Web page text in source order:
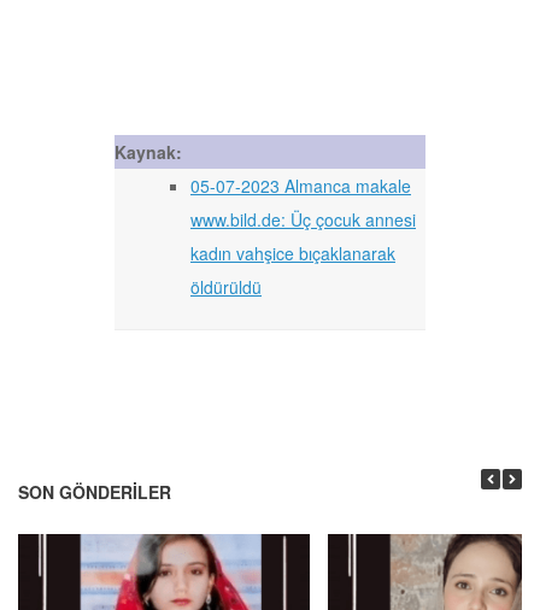
Kaynak:
05-07-2023 Almanca makale
www.bild.de: Üç çocuk annesi
kadın vahşice bıçaklanarak
öldürüldü
SON GÖNDERILER